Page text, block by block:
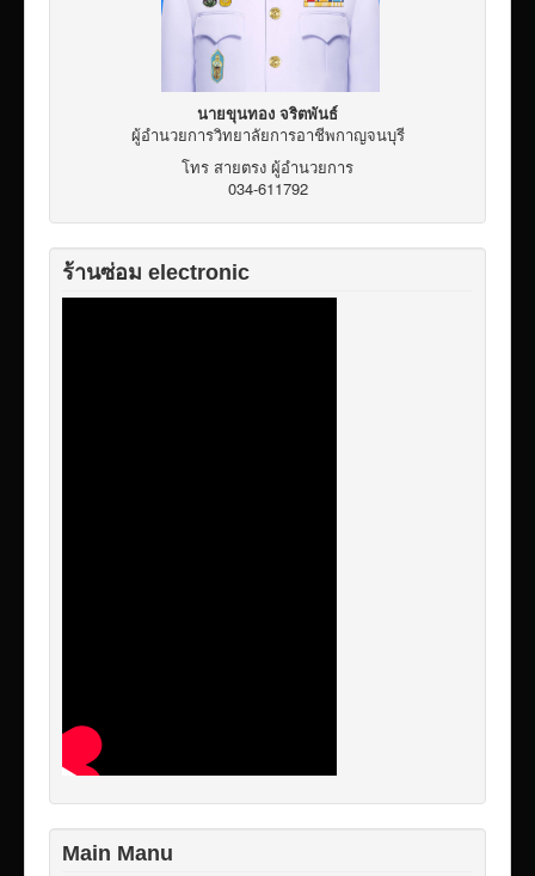
นายขุนทอง จริตพันธ์
ผู้อำนวยการวิทยาลัยการอาชีพกาญจนบุรี
โทร สายตรง ผู้อำนวยการ
034-611792
ร้านซ่อม electronic
Main Manu